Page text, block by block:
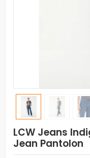
LCW Jeans
Jean Pantolon